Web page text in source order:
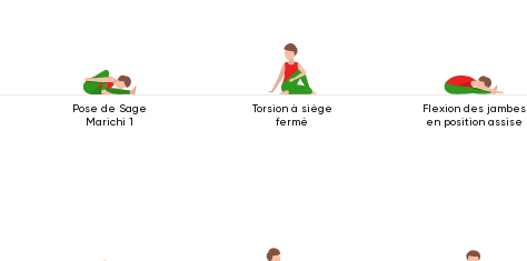
Pose de Sage
Marichi 1
Torsion à siège
fermé
Flexion des jambes
en position assise